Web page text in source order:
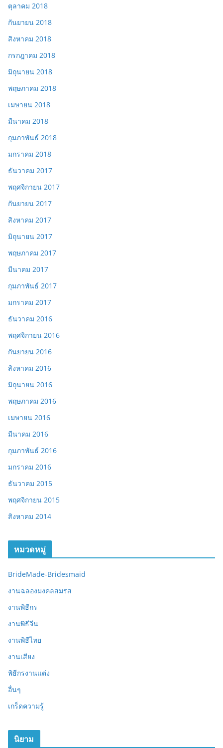
ตุลาคม 2018
กันยายน 2018
สิงหาคม 2018
กรกฎาคม 2018
มิถุนายน 2018
พฤษภาคม 2018
เมษายน 2018
มีนาคม 2018
กุมภาพันธ์ 2018
มกราคม 2018
ธันวาคม 2017
พฤศจิกายน 2017
กันยายน 2017
สิงหาคม 2017
มิถุนายน 2017
พฤษภาคม 2017
มีนาคม 2017
กุมภาพันธ์ 2017
มกราคม 2017
ธันวาคม 2016
พฤศจิกายน 2016
กันยายน 2016
สิงหาคม 2016
มิถุนายน 2016
พฤษภาคม 2016
เมษายน 2016
มีนาคม 2016
กุมภาพันธ์ 2016
มกราคม 2016
ธันวาคม 2015
พฤศจิกายน 2015
สิงหาคม 2014
หมวดหมู่
BrideMade-Bridesmaid
งานฉลองมงคลสมรส
งานพิธีกร
งานพิธีจีน
งานพิธีไทย
งานเสียง
พิธีกรงานแต่ง
อื่นๆ
เกร็ดความรู้
นิยาม